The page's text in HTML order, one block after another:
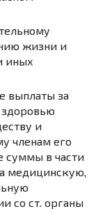
жизни и
иных
выплаты за
и
членам его
суммы в части
медицинскую,
со ст. органы